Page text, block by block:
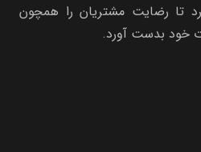
تا رضایت مشتریان را همچون
خود بدست آورد.